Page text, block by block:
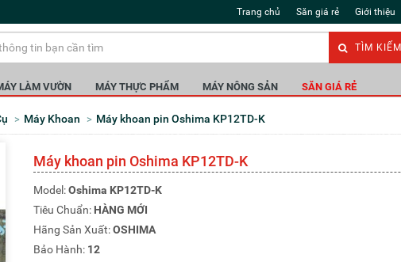
Trang chủ Săn giá rẻ Giới thiệu
TÌM KIẾM
MÁY LÀM VƯỜN MÁY THỰC PHẨM MÁY NÔNG SẢN SĂN GIÁ RẺ
Máy Khoan Máy khoan pin Oshima KP12TD-K
Máy khoan pin Oshima KP12TD-K
Model:Oshima KP12TD-K
Tiêu Chuẩn: HÀNG MỚI
Hãng Sản Xuất:OSHIMA
Bảo Hành: 12